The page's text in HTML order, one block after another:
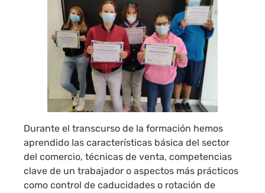
Durante el transcurso de la formación hemos
aprendido las características básica del sector
del comercio, técnicas de venta, competencias
clave de un trabajador o aspectos más prácticos
como control de caducidades o rotación de